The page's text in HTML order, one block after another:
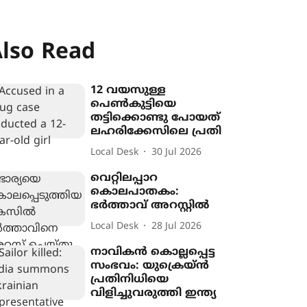
Read
12 വയസുള്ള
പെൺകുട്ടിയെ
തട്ടിക്കൊണ്ടു പോയത്
ലഹരിക്കേസിലെ പ്രതി
Local Desk 30 Jul 2026
വെറ്റിലപ്പാറ
കൊലപാതകം:
ഭർത്താവ് അറസ്റ്റിൽ
Local Desk 28 Jul 2026
നാവികന്‍ കൊല്ലപ്പെട്ട
സംഭവം: യുക്രെയ്ന്‍
പ്രതിനിധിയെ
വിളിച്ചുവരുത്തി ഇന്ത്യ